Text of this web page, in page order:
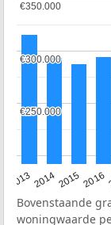
2013201420152016
€250.000
€250.000
€300.000
€300.000
€350.000
€350.000
Bovenstaande
woningwaarde